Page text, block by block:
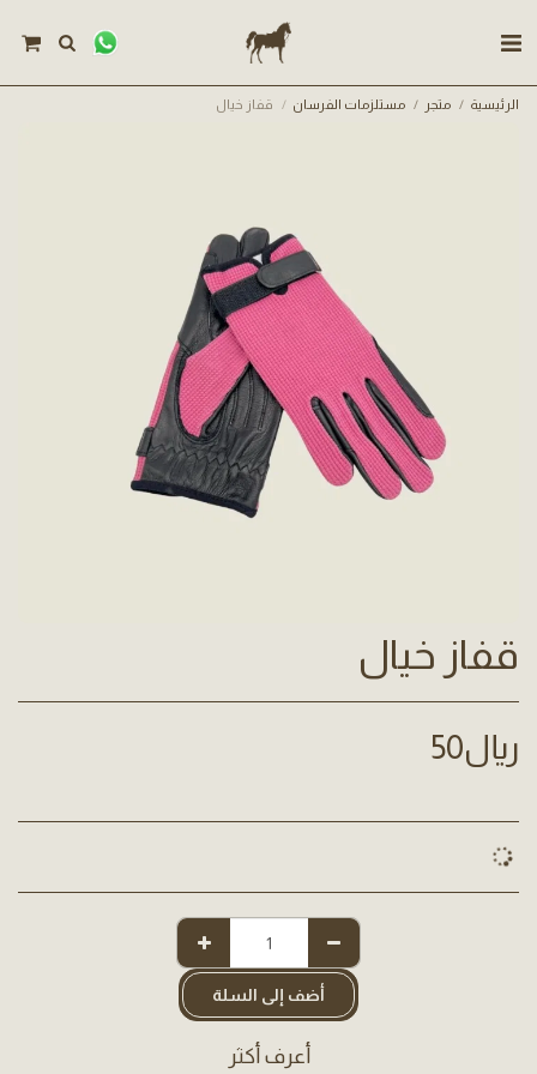
الرئيسية متجر مستلزمات الفرسان قفاز خيال
قفاز خيال
﷼50
أضف إلى السلة
أعرف أكثر